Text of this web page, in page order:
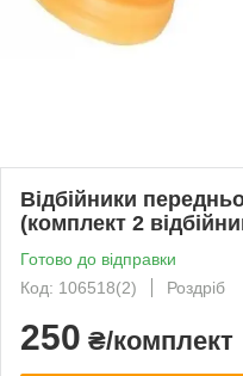
Відбійники
(комплект 2
Готово до відправки
Код: 106518(2)
Роздріб
250 ₴/комплект